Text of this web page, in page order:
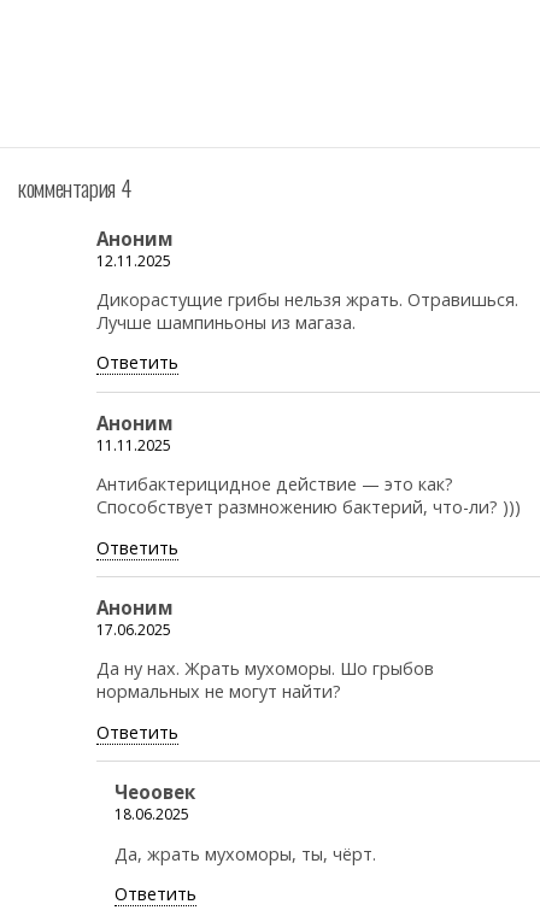
комментария 4
Аноним
12.11.2025
Дикорастущие грибы нельзя жрать. Отравишься.
Лучше шампиньоны из магаза.
Ответить
Аноним
11.11.2025
Антибактерицидное действие — это как?
Способствует размножению бактерий, что-ли? )))
Ответить
Аноним
17.06.2025
Да ну нах. Жрать мухоморы. Шо грыбов
нормальных не могут найти?
Ответить
Чеоовек
18.06.2025
Да, жрать мухоморы, ты, чёрт.
Ответить